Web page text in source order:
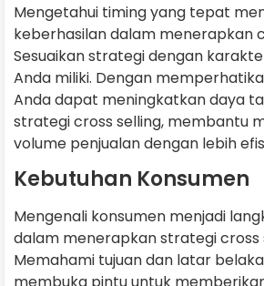
Mengetahui timing yang tepat
keberhasilan dalam menerapkan
Sesuaikan strategi dengan
Anda miliki. Dengan
Anda dapat meningkatkan daya
strategi cross selling, membantu
volume penjualan dengan lebih
Kebutuhan Konsumen
Mengenali konsumen menjadi
dalam menerapkan strategi cross
Memahami tujuan dan latar
membuka pintu untuk